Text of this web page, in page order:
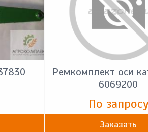
Ремкомплект оси
6069200
По запросу
Заказать